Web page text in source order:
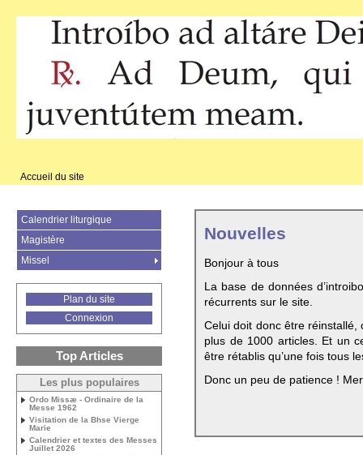
Accueil du site
Nouvelles
Bonjour à tous
La base de données
récurrents sur le site.
Celui doit donc être
plus de 1000 articles. Et un
être rétablis qu’une fois tous
Donc un peu de patience !
Calendrier liturgique
Magistère
Missel
Plan du site
Connexion
Top Articles
Les plus populaires
Ordo Missæ - Ordinaire de la
Messe 1962
Visitation de la Bhse Vierge
Marie
Calendrier et textes des Messes
Juillet 2026